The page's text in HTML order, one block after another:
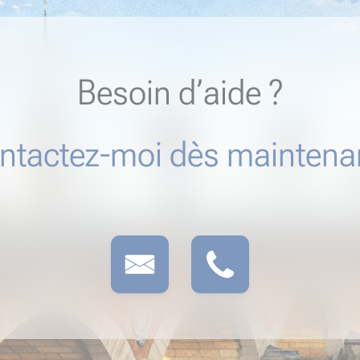
Besoin d’aide ?
moi dès